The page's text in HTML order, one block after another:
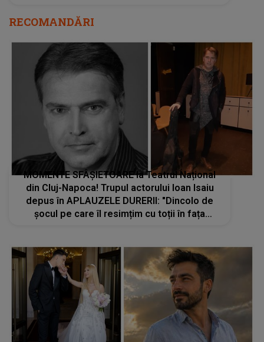
RECOMANDĂRI
MOMENTE SFÂȘIETOARE la Teatrul Național
din Cluj-Napoca! Trupul actorului Ioan Isaiu
depus în APLAUZELE DURERII: "Dincolo de
șocul pe care îl resimțim cu toții în fața